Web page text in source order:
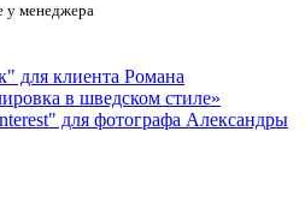
у менеджера
для клиента Романа
в шведском стиле»
для фотографа Александры